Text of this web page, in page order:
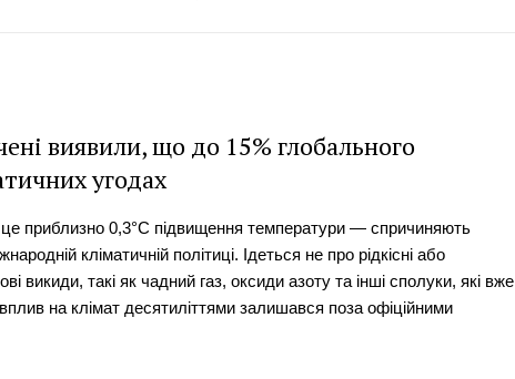
виявили, що до 15% глобального
угодах
приблизно 0,3°C підвищення температури — спричиняють
кліматичній політиці. Ідеться не про рідкісні або
викиди, такі як чадний газ, оксиди азоту та інші сполуки, які вже
на клімат десятиліттями залишався поза офіційними